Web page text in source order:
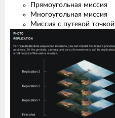
Прямоугольная миссия
Многоугольная миссия
Миссия с путевой точкой